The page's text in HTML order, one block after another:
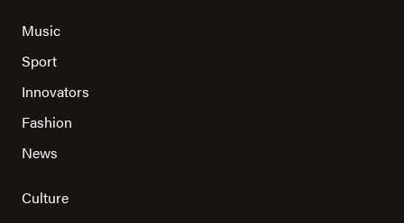
Music
Sport
Innovators
Fashion
News
Culture